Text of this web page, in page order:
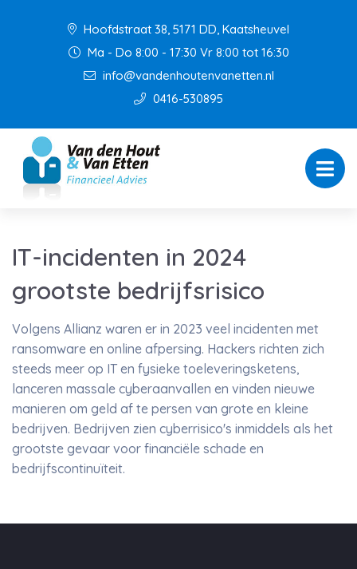
Hoofdstraat 38, 5171 DD, Kaatsheuvel
Ma - Do 8:00 - 17:30 Vr 8:00 tot 16:30
info@vandenhoutenvanetten.nl
0416-530895
IT-incidenten in 2024
grootste bedrijfsrisico
Volgens Allianz waren er in 2023 veel incidenten met
ransomware en online afpersing. Hackers richten zich
steeds meer op IT en fysieke toeleveringsketens,
lanceren massale cyberaanvallen en vinden nieuwe
manieren om geld af te persen van grote en kleine
bedrijven. Bedrijven zien cyberrisico's inmiddels als het
grootste gevaar voor financiële schade en
bedrijfscontinuïteit.